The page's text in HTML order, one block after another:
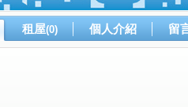
租屋(0) 個人介紹 留